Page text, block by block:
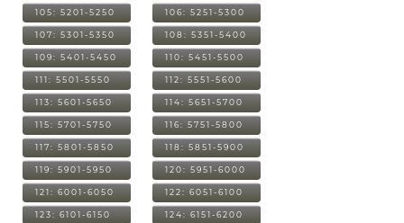
105: 5201-5250 106: 5251-5300
107: 5301-5350 108: 5351-5400
109: 5401-5450 110: 5451-5500
111: 5501-5550 112: 5551-5600
113: 5601-5650 114: 5651-5700
115: 5701-5750 116: 5751-5800
117: 5801-5850 118: 5851-5900
119: 5901-5950 120: 5951-6000
121: 6001-6050 122: 6051-6100
123: 6101-6150 124: 6151-6200